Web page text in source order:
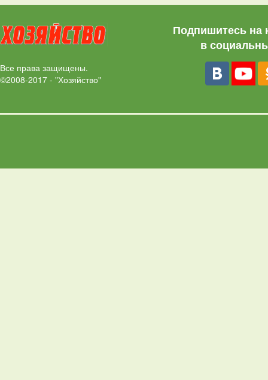
Все права защищены.
©2008-2017 - "Хозяйство"
Подпишитесь на
в